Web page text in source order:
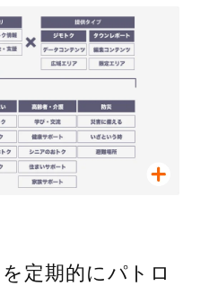
定期的にパトロ